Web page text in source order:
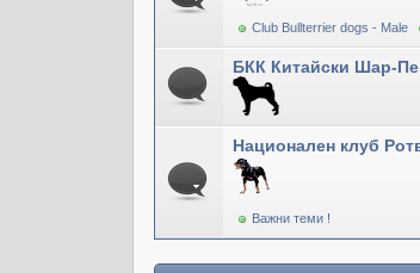
Club Bullterrier dogs - Male
БКК Китайски Шар-
Национален клуб
Важни теми !